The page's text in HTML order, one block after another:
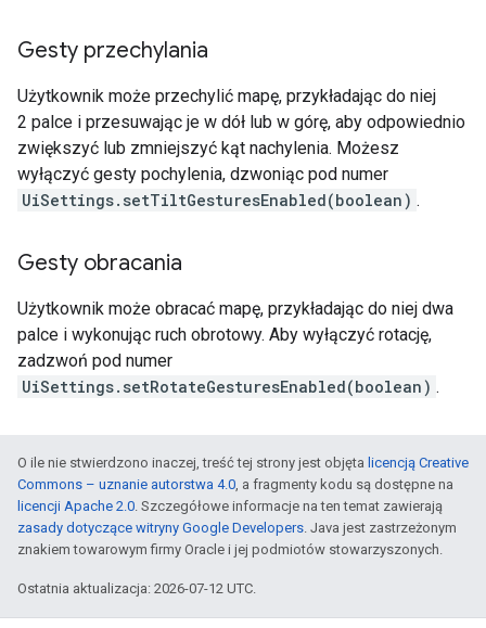
Gesty przechylania
Użytkownik może przechylić mapę, przykładając do niej
2 palce i przesuwając je w dół lub w górę, aby odpowiednio
zwiększyć lub zmniejszyć kąt nachylenia. Możesz
wyłączyć gesty pochylenia, dzwoniąc pod numer
UiSettings.setTiltGesturesEnabled(boolean) .
Gesty obracania
Użytkownik może obracać mapę, przykładając do niej dwa
palce i wykonując ruch obrotowy. Aby wyłączyć rotację,
zadzwoń pod numer
UiSettings.setRotateGesturesEnabled(boolean) .
O ile nie stwierdzono inaczej, treść tej strony jest objęta licencją Creative
Commons – uznanie autorstwa 4.0, a fragmenty kodu są dostępne na
licencji Apache 2.0. Szczegółowe informacje na ten temat zawierają
zasady dotyczące witryny Google Developers. Java jest zastrzeżonym
znakiem towarowym firmy Oracle i jej podmiotów stowarzyszonych.
Ostatnia aktualizacja: 2026-07-12 UTC.